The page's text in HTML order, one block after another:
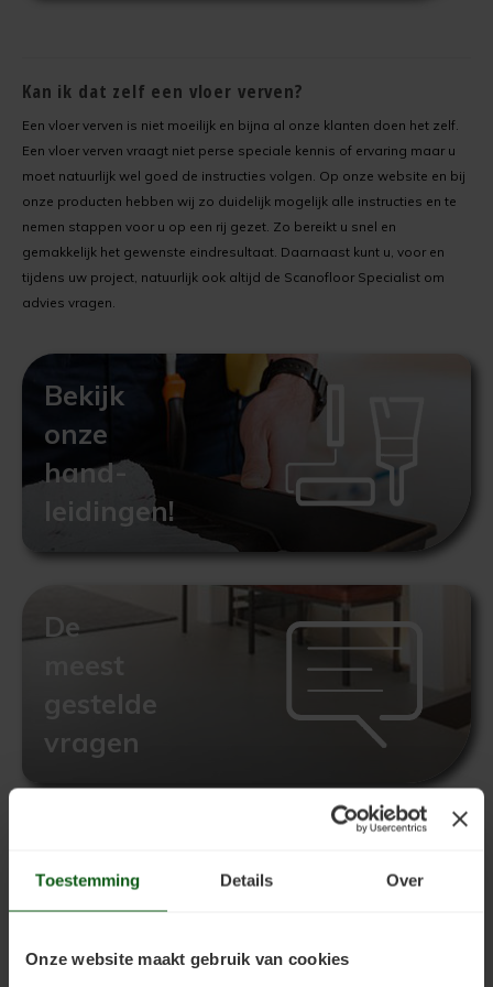
Toestemming Details Over
Onze website maakt gebruik van cookies
Kan ik dat zelf een vloer verven?
Een vloer verven is niet moeilijk en bijna al onze klanten doen het zelf.
Een vloer verven vraagt niet perse speciale kennis of ervaring maar u
moet natuurlijk wel goed de instructies volgen. Op onze website en bij
onze producten hebben wij zo duidelijk mogelijk alle instructies en te
nemen stappen voor u op een rij gezet. Zo bereikt u snel en
gemakkelijk het gewenste eindresultaat. Daarnaast kunt u, voor en
tijdens uw project, natuurlijk ook altijd de Scanofloor Specialist om
advies vragen.
Bekijk
onze
hand-
leidingen!
De
gestelde
vragen
de
sheets